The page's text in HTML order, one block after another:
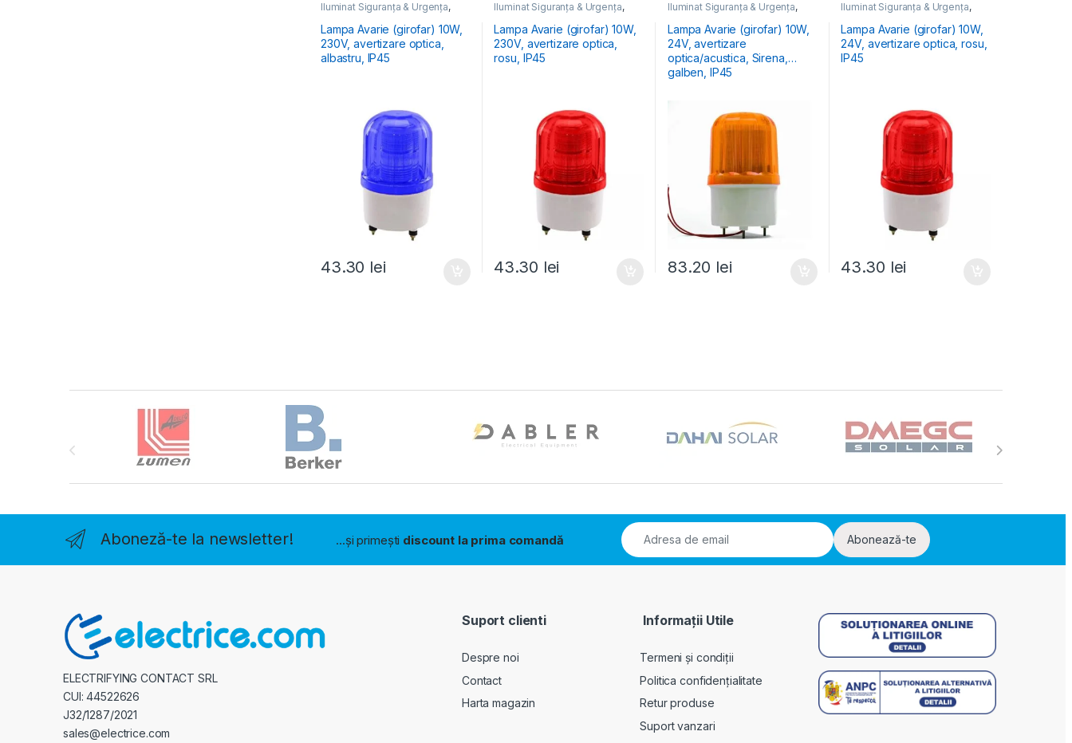
Iluminat Siguranța & Urgența,
Sisteme Antiefracție & Acces
Lampa Avarie (girofar) 10W,
230V, avertizare optica,
albastru, IP45
43.30 lei
Iluminat Siguranța & Urgența,
Sisteme Antiefracție & Acces
Lampa Avarie (girofar) 10W,
230V, avertizare optica,
rosu, IP45
43.30 lei
Iluminat Siguranța & Urgența,
Sisteme Antiefracție & Acces
Lampa Avarie (girofar) 10W,
24V, avertizare
optica/acustica, Sirena,
galben, IP45
83.20 lei
Iluminat Siguranța & Urgența,
Sisteme Antiefracție & Acces
Lampa Avarie (girofar) 10W,
24V, avertizare optica, rosu,
IP45
43.30 lei
Brands Carousel
Aboneză-te la newsletter! ...și primești discount la prima comandă Abonează-te
ELECTRIFYING CONTACT SRL
CUI: 44522626
J32/1287/2021
sales@electrice.com
Suport clienti
Despre noi
Contact
Harta magazin
Informații Utile
Termeni și condiții
Politica confidențialitate
Retur produse
Suport vanzari